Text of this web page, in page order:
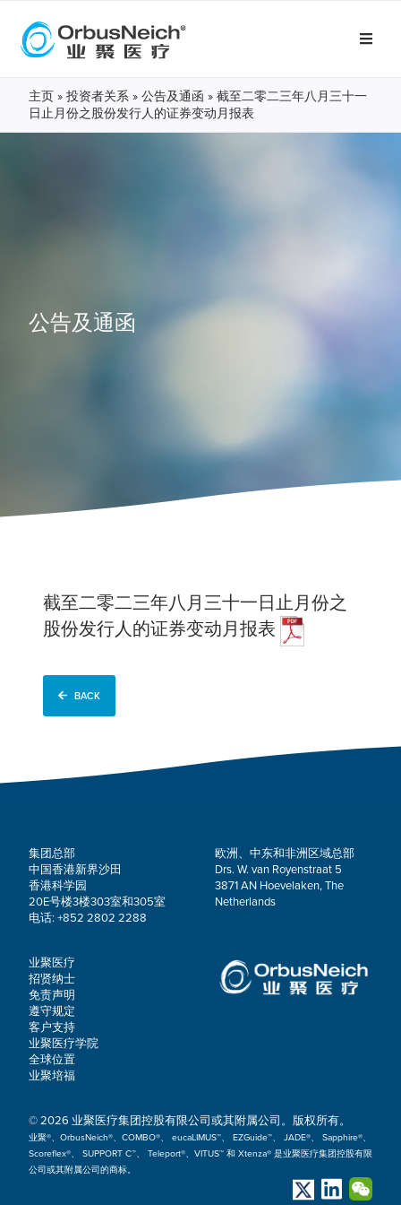
主页 » 投资者关系 » 公告及通函 » 截至二零二三年八月三十一
日止月份之股份发行人的证券变动月报表
公告及通函
截至二零二三年八月三十一日止月份之
股份发行人的证券变动月报表
BACK
集团总部
中国香港新界沙田
香港科学园
20E号楼3楼303室和305室
电话: +852 2802 2288
欧洲、中东和非洲区域总部
Drs. W. van Royenstraat 5
3871 AN Hoevelaken, The
Netherlands
业聚医疗
招贤纳士
免责声明
遵守规定
客户支持
业聚医疗学院
全球位置
业聚培福
© 2026 业聚医疗集团控股有限公司或其附属公司。版权所有。
业聚®、OrbusNeich®、COMBO®、 eucaLIMUS™、 EZGuide™、 JADE®、 Sapphire®、
Scoreflex®、 SUPPORT C™、 Teleport®、VITUS™ 和 Xtenza® 是业聚医疗集团控股有限
公司或其附属公司的商标。